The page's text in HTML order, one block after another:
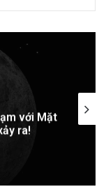
lượng tử
diện